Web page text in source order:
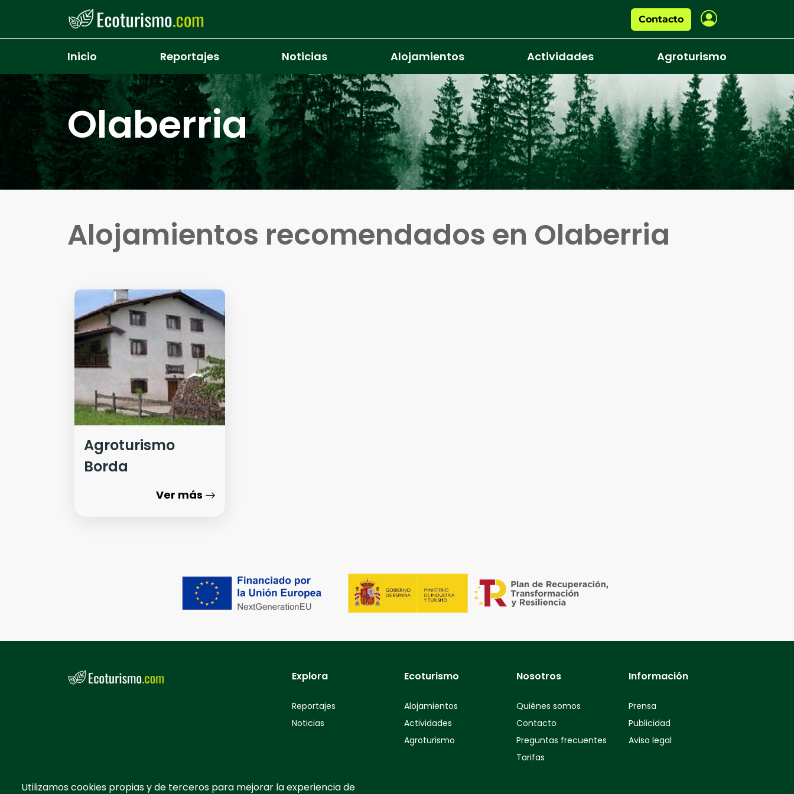
Pasar al contenido principal
Contacto
Inicio Reportajes Noticias Alojamientos Actividades Agroturismo
Olaberria
Alojamientos recomendados en Olaberria
Agroturismo
Borda
Ver más
Utilizamos cookies propias y de terceros para mejorar la experiencia de
Explora
Reportajes
Noticias
Ecoturismo
Alojamientos
Actividades
Agroturismo
Nosotros
Quiénes somos
Contacto
Preguntas frecuentes
Tarifas
Información
Prensa
Publicidad
Aviso legal